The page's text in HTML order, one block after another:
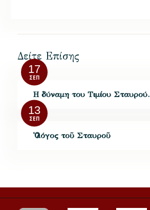
Δείτε Επίσης
17
ΣΕΠ
Η δύναμη του Τιμίου Σταυρού.
13
ΣΕΠ
Ὁ λόγος τοῦ Σταυροῦ